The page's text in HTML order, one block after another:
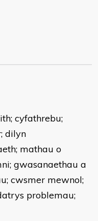
cyfathrebu;
dilyn
mathau o
gwasanaethau a
cwsmer mewnol;
problemau;